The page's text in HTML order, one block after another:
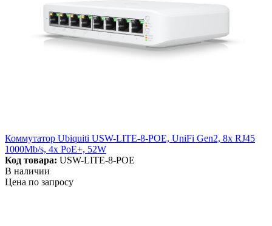
Коммутатор Ubiquiti USW-LITE-8-POE, UniFi Gen2, 8x RJ45
1000Mb/s, 4x PoE+, 52W
Код товара: USW-LITE-8-POE
В наличии
Цена по запросу